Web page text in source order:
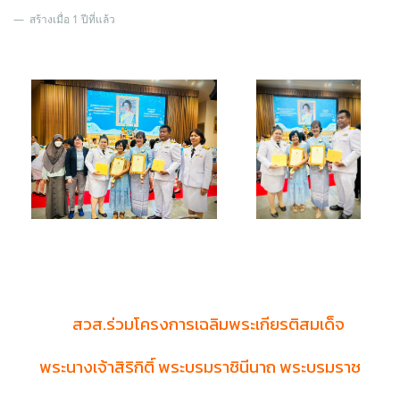
สร้างเมื่อ 1 ปีที่แล้ว
สวส.ร่วมโครงการเฉลิมพระเกียรติสมเด็จ
พระนางเจ้าสิริกิติ์ พระบรมราชินีนาถ พระบรมราช